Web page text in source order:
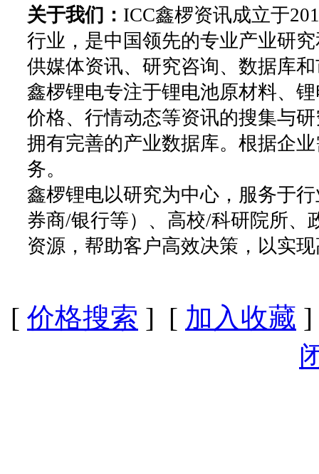
关于我们： ICC鑫椤资讯成立于
行业，是中国领先的专业产业研
供媒体资讯、研究咨询、数据库
鑫椤锂电专注于锂电池原材料、
价格、行情动态等资讯的搜集与
拥有完善的产业数据库。根据企
务。
鑫椤锂电以研究为中心，服务于
券商/银行等）、高校/科研院所、
资源，帮助客户高效决策，以实
[ 价格搜索 ] [ 加入收藏